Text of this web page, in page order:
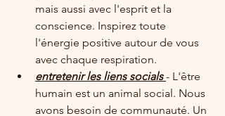
mais aussi avec l'esprit et la
conscience. Inspirez toute
l'énergie positive autour de vous
avec chaque respiration.
entretenir les liens socials - L'être
humain est un animal social. Nous
avons besoin de communauté. Un